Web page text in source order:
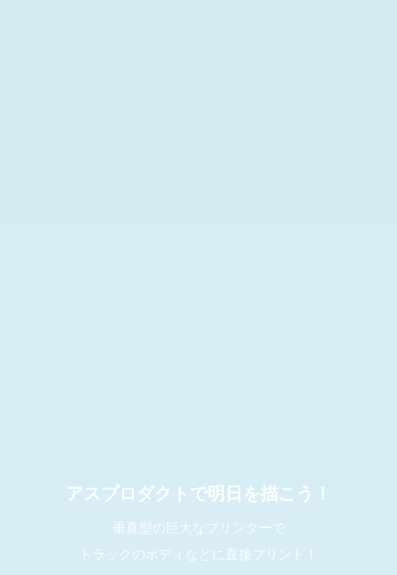
アスプロダクトで明日を描こう！
垂直型の巨大なプリンターで
トラックのボディなどに直接プリント！